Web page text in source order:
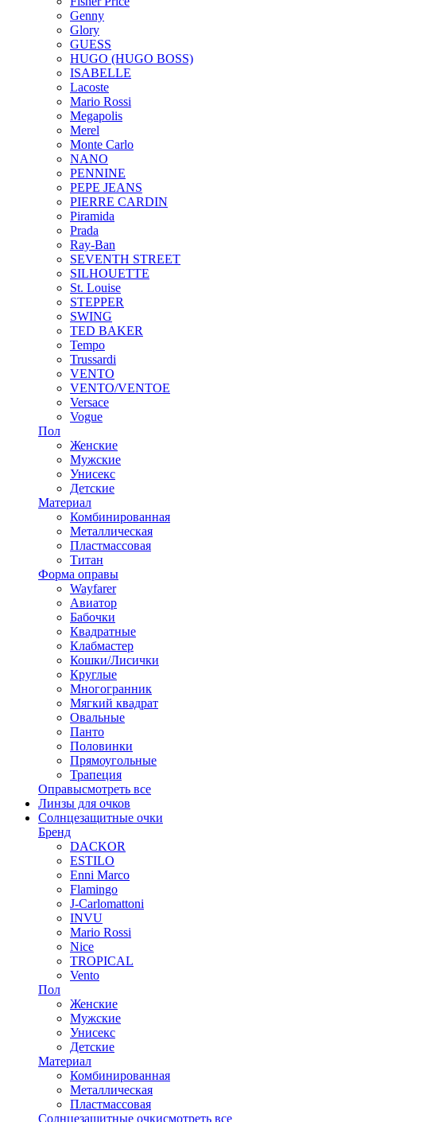
Genny
Glory
GUESS
HUGO (HUGO BOSS)
ISABELLE
Lacoste
Mario Rossi
Megapolis
Merel
Monte Carlo
NANO
PENNINE
PEPE JEANS
PIERRE CARDIN
Piramida
Prada
Ray-Ban
SEVENTH STREET
SILHOUETTE
St. Louise
STEPPER
SWING
TED BAKER
Tempo
Trussardi
VENTO
VENTO/VENTOE
Versace
Vogue
Пол
Женские
Мужские
Унисекс
Детские
Материал
Комбинированная
Металлическая
Пластмассовая
Титан
Форма оправы
Wayfarer
Авиатор
Бабочки
Квадратные
Клабмастер
Кошки/Лисички
Круглые
Многогранник
Мягкий квадрат
Овальные
Панто
Половинки
Прямоугольные
Трапеция
Оправысмотреть все
Линзы для очков
Солнцезащитные очки
Бренд
DACKOR
ESTILO
Enni Marco
Flamingo
J-Carlomattoni
INVU
Mario Rossi
Nice
TROPICAL
Vento
Пол
Женские
Мужские
Унисекс
Детские
Материал
Комбинированная
Металлическая
Пластмассовая
Солнцезащитные очкисмотреть все